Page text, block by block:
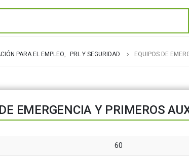
PARA EL EMPLEO, PRL Y SEGURIDAD EQUIPOS DE
EMERGENCIA Y PRIMEROS
60